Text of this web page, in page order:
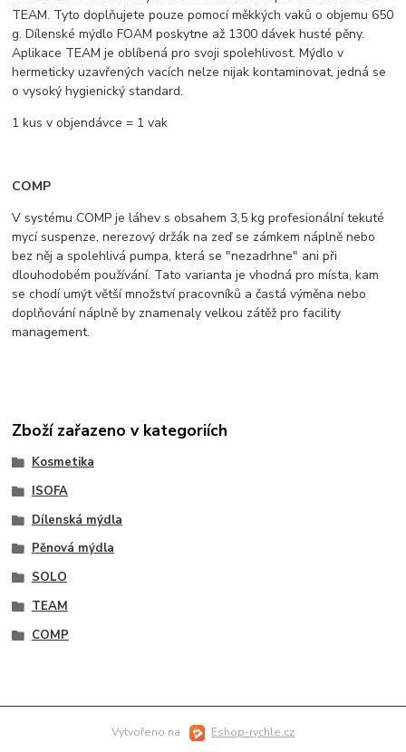
TEAM. Tyto doplňujete pouze pomocí měkkých vaků o objemu 650
g. Dílenské mýdlo FOAM poskytne až 1300 dávek husté pěny.
Aplikace TEAM je oblíbená pro svoji spolehlivost. Mýdlo v
hermeticky uzavřených vacích nelze nijak kontaminovat, jedná se
o vysoký hygienický standard.
1 kus v objendávce = 1 vak​
COMP
V systému COMP je láhev s obsahem 3,5 kg profesionální tekuté
mycí suspenze, nerezový držák na zeď se zámkem náplně nebo
bez něj a spolehlivá pumpa, která se "nezadrhne" ani při
dlouhodobém používání. Tato varianta je vhodná pro místa, kam
se chodí umýt větší množství pracovníků a častá výměna nebo
doplňování náplně by znamenaly velkou zátěž pro facility
management.​
Zboží zařazeno v kategoriích
Kosmetika
ISOFA
Dílenská mýdla
Pěnová mýdla
SOLO
TEAM
COMP
Vytvořeno na Eshop-rychle.cz